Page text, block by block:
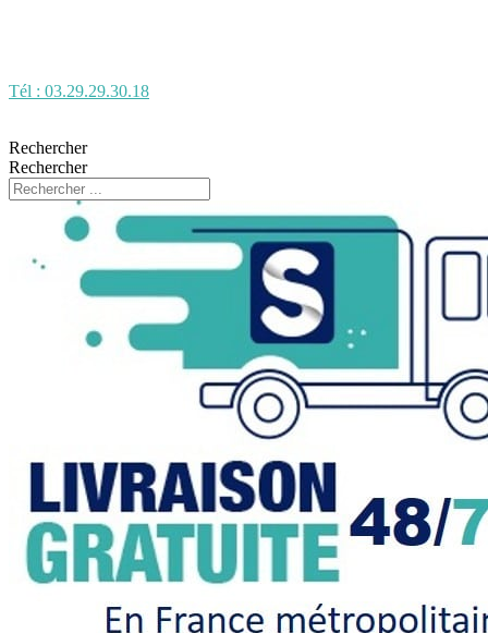
Tél : 03.29.29.30.18
Rechercher
Rechercher